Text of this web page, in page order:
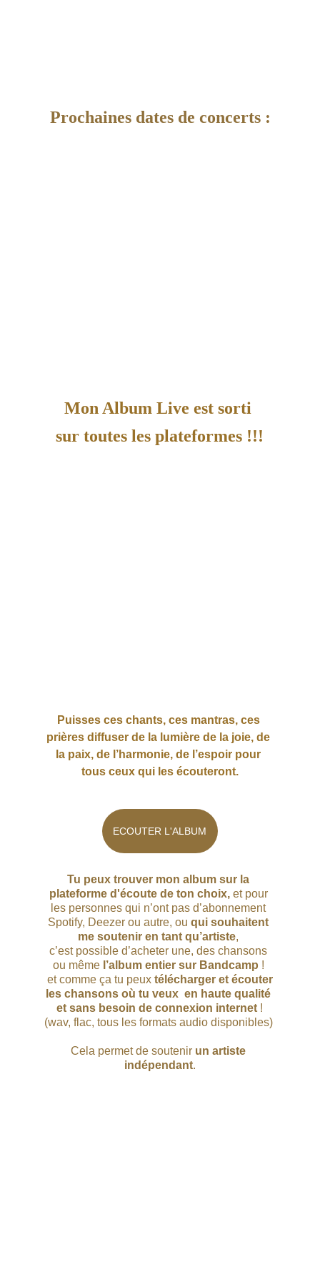
Prochaines dates de concerts :
Mon Album Live est sorti
sur toutes les plateformes !!!
Puisses ces chants, ces mantras, ces
prières diffuser de la lumière de la joie, de
la paix, de l’harmonie, de l’espoir pour
tous ceux qui les écouteront.
ECOUTER L'ALBUM
Tu peux trouver mon album sur la
plateforme d'écoute de ton choix, et pour
les personnes qui n’ont pas d’abonnement
Spotify, Deezer ou autre, ou qui souhaitent
me soutenir en tant qu’artiste,
c’est possible d’acheter une, des chansons
ou même l’album entier sur Bandcamp !
et comme ça tu peux télécharger et écouter
les chansons où tu veux en haute qualité
et sans besoin de connexion internet !
(wav, flac, tous les formats audio disponibles)
Cela permet de soutenir un artiste
indépendant.